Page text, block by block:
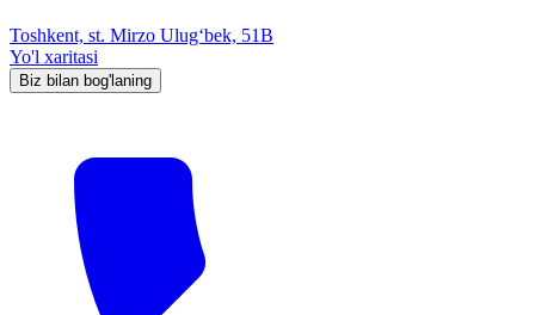
Toshkent, st. Mirzo Ulug‘bek, 51B
Yo'l xaritasi
Biz bilan bog'laning